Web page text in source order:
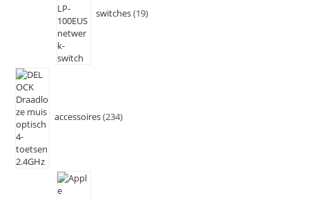
switches 19
accessoires 234